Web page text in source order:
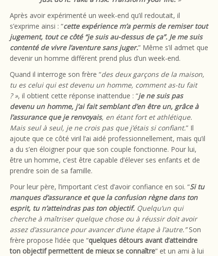
Après avoir expérimenté un week-end qu’il redoutait, il
s’exprime ainsi : “cette expérience m’a permis de remiser tout
jugement, tout ce côté “je suis au-dessus de ça”. Je me suis
contenté de vivre l’aventure sans juger.” Même s’il admet que
devenir un homme différent prend plus d’un week-end.
Quand il interroge son frère “des deux garçons de la maison,
tu es celui qui est devenu un homme, comment as-tu fait
? », il obtient cette réponse inattendue : “je ne suis pas
devenu un homme, j’ai fait semblant d’en être un, grâce à
l’assurance que je renvoyais, en étant fort et athlétique.
Mais seul à seul, je ne crois pas que j’étais si confiant.” Il
ajoute que ce côté viril l’ai aidé professionnellement, mais qu’il
a du s’en éloigner pour que son couple fonctionne. Pour lui,
être un homme, c’est être capable d’élever ses enfants et de
prendre soin de sa famille.
Pour leur père, l’important c’est d’avoir confiance en soi. “Si tu
manques d’assurance et que la confusion règne dans ton
esprit, tu n’atteindras pas ton objectif. Quelqu’un qui
cherche à maîtriser quelque chose ou à réussir doit avoir
assez d’assurance pour avancer d’une étape à l’autre.”Son
frère propose l’idée que “quelques détours avant d’atteindre
ton objectif permettent de mieux se connaître” et un ami à lui